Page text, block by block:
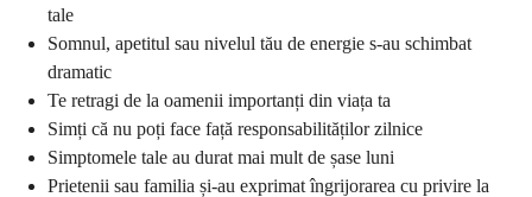
tale
Somnul, apetitul sau nivelul tău de energie s-au schimbat
dramatic
Te retragi de la oamenii importanți din viața ta
Simți că nu poți face față responsabilităților zilnice
Simptomele tale au durat mai mult de șase luni
Prietenii sau familia și-au exprimat îngrijorarea cu privire la